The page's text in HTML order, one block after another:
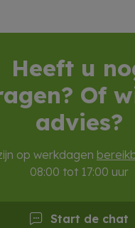
Heeft u
Of
advies?
op werkdagen
08:00 tot 17:00 uur
Start de chat